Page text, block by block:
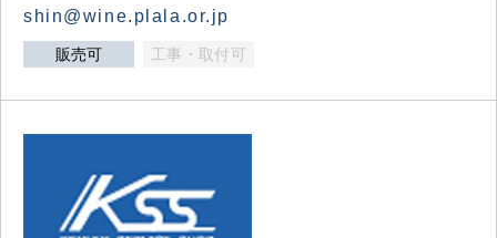
shin@wine.plala.or.jp
販売可 工事・取付可